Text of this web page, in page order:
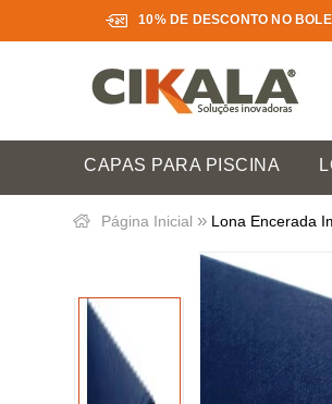
10% DE DESCONTO NO
CAPAS PARA PISCINA
Página Inicial » Lona Encerada